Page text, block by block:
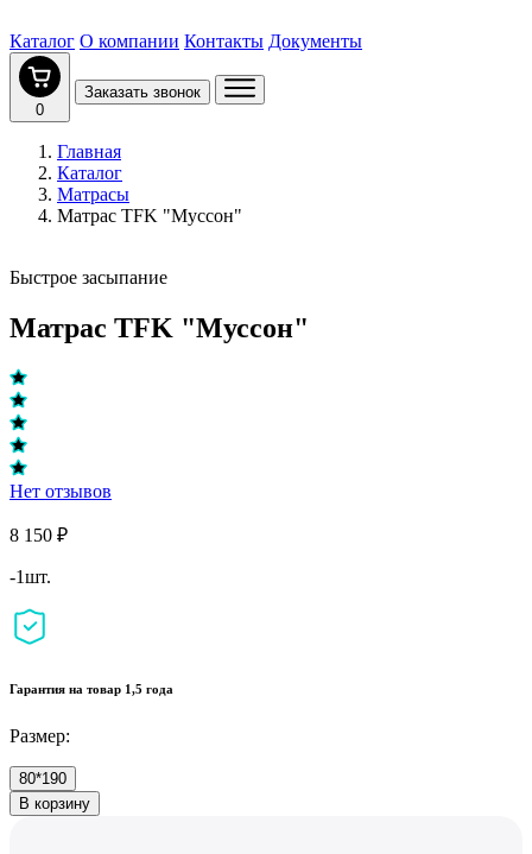
Каталог О компании Контакты Документы
0
Заказать звонок
Главная
Каталог
Матрасы
Матрас TFK "Муссон"
Быстрое засыпание
Матрас TFK "Муссон"
Нет отзывов
8 150 ₽
-1шт.
Гарантия на товар 1,5 года
Размер:
80*190
В корзину